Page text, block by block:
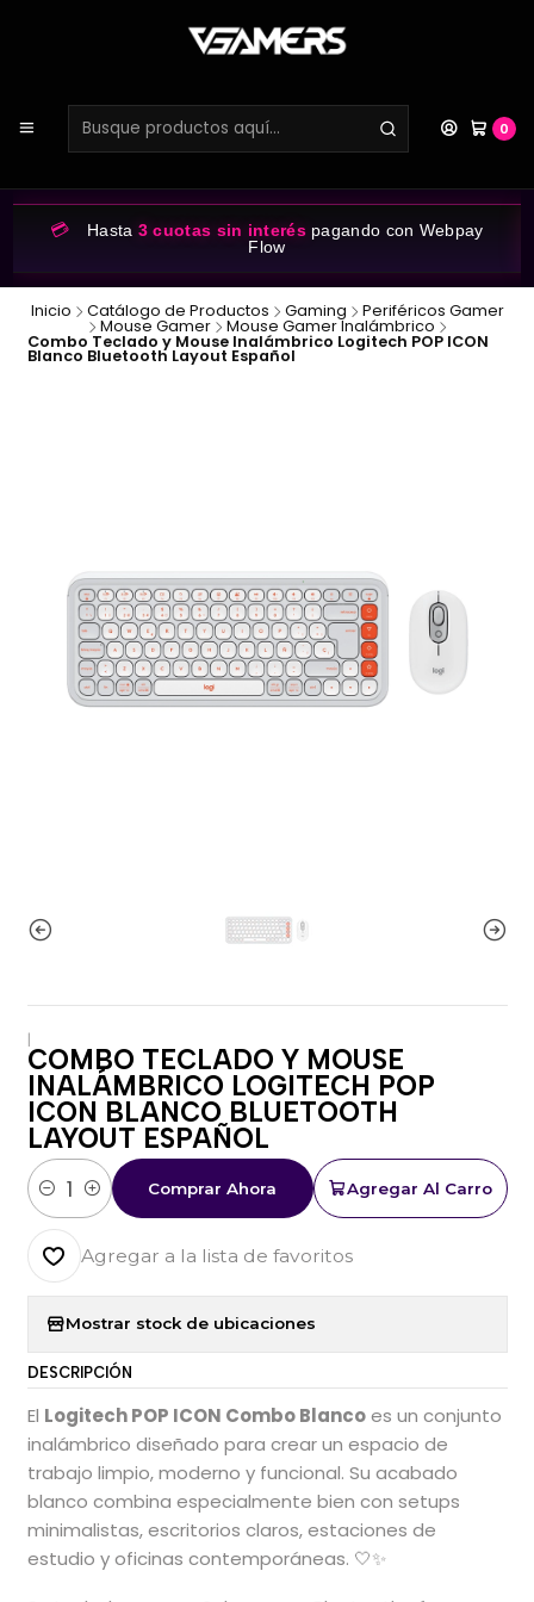
0
💳 Hasta 3 cuotas sin interéspagando con Webpay
Flow
Inicio Catálogo de Productos Gaming Periféricos Gamer
Mouse Gamer Mouse Gamer Inalámbrico
Combo Teclado y Mouse Inalámbrico Logitech POP ICON
Blanco Bluetooth Layout Español
|
COMBO TECLADO Y MOUSE
INALÁMBRICO LOGITECH POP
ICON BLANCO BLUETOOTH
LAYOUT ESPAÑOL
Cantidad
Agregar Al Carro
Comprar Ahora
Agregar a la lista de favoritos
Mostrar stock de ubicaciones
DESCRIPCIÓN
El Logitech POP ICON Combo Blancoes un conjunto
inalámbrico diseñado para crear un espacio de
trabajo limpio, moderno y funcional. Su acabado
blanco combina especialmente bien con setups
minimalistas, escritorios claros, estaciones de
estudio y oficinas contemporáneas. 🤍✨